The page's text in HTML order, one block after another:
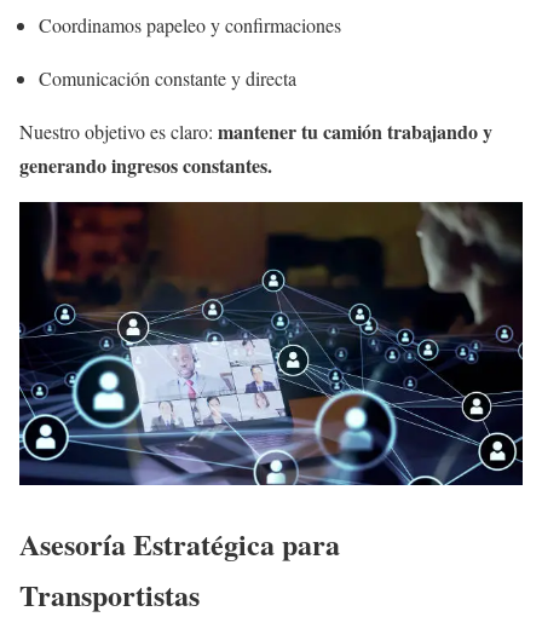
Coordinamos papeleo y confirmaciones
Comunicación constante y directa
Nuestro objetivo es claro: mantener tu camión trabajando y
generando ingresos constantes.
Asesoría Estratégica para
Transportistas